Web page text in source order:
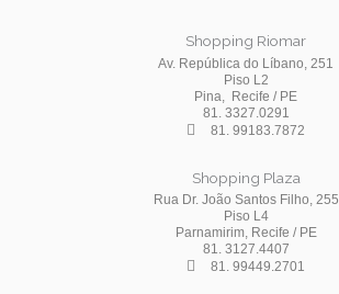
Shopping Riomar
Av. República do Líbano, 251
Piso L2
Pina, Recife / PE
81. 3327.0291
81. 99183.7872
Shopping Plaza
Rua Dr. João Santos Filho, 255
Piso L4
Parnamirim, Recife / PE
81. 3127.4407
81. 99449.2701